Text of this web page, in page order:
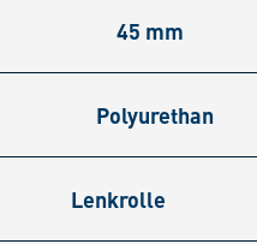
45 mm
Polyurethan
Lenkrolle